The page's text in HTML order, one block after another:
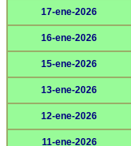
17-ene-2026
16-ene-2026
15-ene-2026
13-ene-2026
12-ene-2026
11-ene-2026